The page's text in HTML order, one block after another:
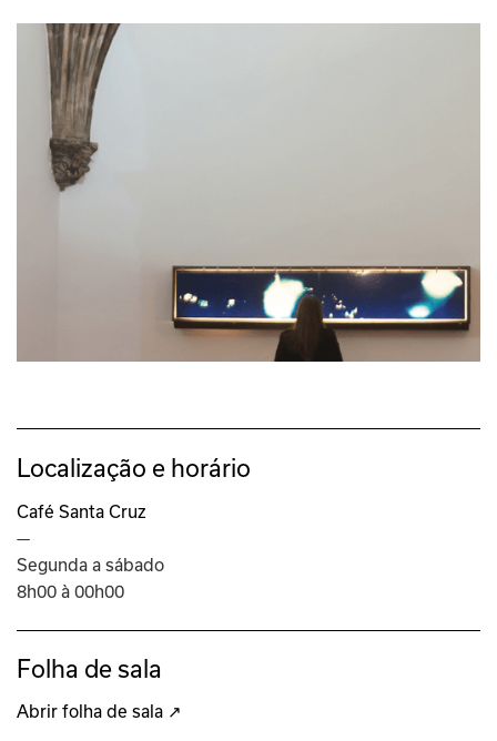
Localização e horário
Café Santa Cruz
—
Segunda a sábado
8h00 à 00h00
Folha de sala
Abrir folha de sala ↗